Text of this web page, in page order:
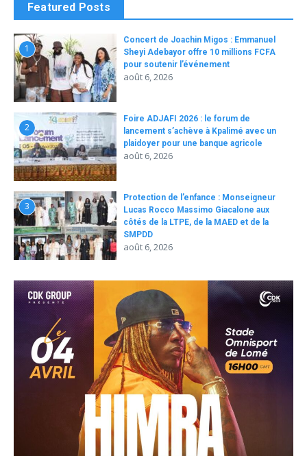
Featured Posts
1
Concert de Joachin Migos : Emmanuel
Sheyi Adebayor offre 10 millions FCFA
pour soutenir l’événement
août 6, 2026
2
Foire ADJAFI 2026 : le forum de
lancement s’achève à Kpalimé avec un
plaidoyer pour une banque agricole
août 6, 2026
3
Protection de l’enfance : Monseigneur
Lucas Rocco Massimo Giacalone aux
côtés de la LTPE, de la MAED et de la
SMPDD
août 6, 2026